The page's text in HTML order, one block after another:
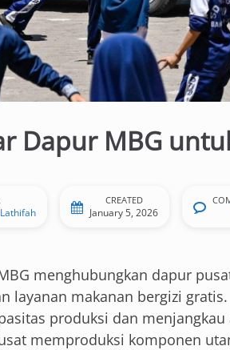
Dapur MBG
CREATED
January 5, 2026
menghubungkan dapur
layanan makanan bergizi
produksi dan
memproduksi komponen